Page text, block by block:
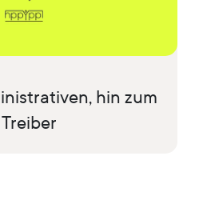
hin zum